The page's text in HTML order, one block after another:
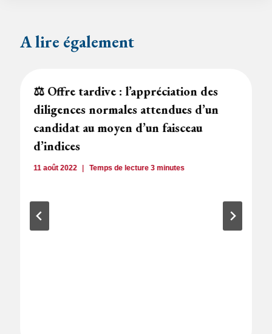
A lire également
⚖️ Offre tardive : l’appréciation des
diligences normales attendues d’un
candidat au moyen d’un faisceau
d’indices
11 août 2022 Temps de lecture3 minutes